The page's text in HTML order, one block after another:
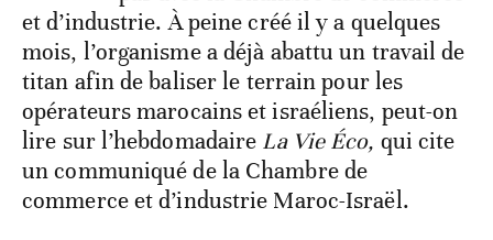
et d’industrie. À peine créé il y a quelques
mois, l’organisme a déjà abattu un travail de
titan afin de baliser le terrain pour les
opérateurs marocains et israéliens, peut-on
lire sur l’hebdomadaire La Vie Éco, qui cite
un communiqué de la Chambre de
commerce et d’industrie Maroc-Israël.